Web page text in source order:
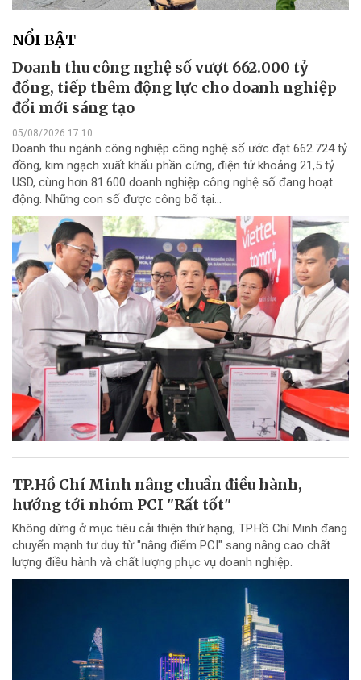
NỔI BẬT
Doanh thu công nghệ số vượt 662.000 tỷ
đồng, tiếp thêm động lực cho doanh nghiệp
đổi mới sáng tạo
05/08/2026 17:10
Doanh thu ngành công nghiệp công nghệ số ước đạt 662.724 tỷ
đồng, kim ngạch xuất khẩu phần cứng, điện tử khoảng 21,5 tỷ
USD, cùng hơn 81.600 doanh nghiệp công nghệ số đang hoạt
động. Những con số được công bố tại...
TP.Hồ Chí Minh nâng chuẩn điều hành,
hướng tới nhóm PCI "Rất tốt"
Không dừng ở mục tiêu cải thiện thứ hạng, TP.Hồ Chí Minh đang
chuyển mạnh tư duy từ "nâng điểm PCI" sang nâng cao chất
lượng điều hành và chất lượng phục vụ doanh nghiệp.